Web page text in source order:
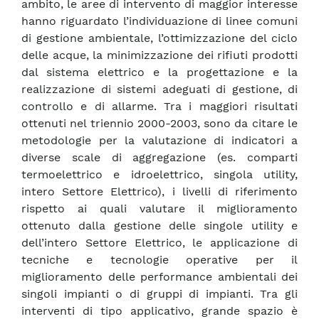
ambito, le aree di intervento di maggior interesse
hanno riguardato l’individuazione di linee comuni
di gestione ambientale, l’ottimizzazione del ciclo
delle acque, la minimizzazione dei rifiuti prodotti
dal sistema elettrico e la progettazione e la
realizzazione di sistemi adeguati di gestione, di
controllo e di allarme. Tra i maggiori risultati
ottenuti nel triennio 2000-2003, sono da citare le
metodologie per la valutazione di indicatori a
diverse scale di aggregazione (es. comparti
termoelettrico e idroelettrico, singola utility,
intero Settore Elettrico), i livelli di riferimento
rispetto ai quali valutare il miglioramento
ottenuto dalla gestione delle singole utility e
dell’intero Settore Elettrico, le applicazione di
tecniche e tecnologie operative per il
miglioramento delle performance ambientali dei
singoli impianti o di gruppi di impianti. Tra gli
interventi di tipo applicativo, grande spazio è